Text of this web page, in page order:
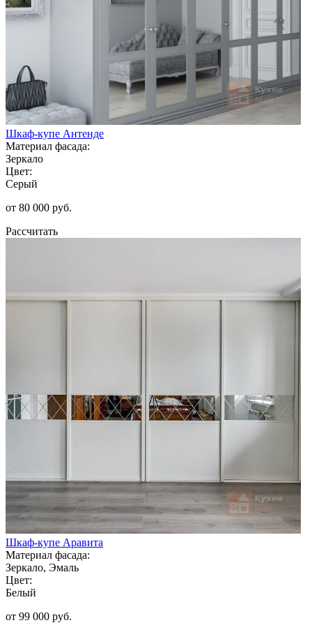
Шкаф-купе Антенде
Материал фасада:
Зеркало
Цвет:
Серый
от 80 000 руб.
Рассчитать
Шкаф-купе Аравита
Материал фасада:
Зеркало, Эмаль
Цвет:
Белый
от 99 000 руб.